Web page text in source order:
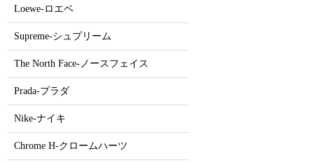
Loewe-ロエベ
Supreme-シュプリーム
The North Face-ノースフェイス
Prada-プラダ
Nike-ナイキ
Chrome H-クロームハーツ